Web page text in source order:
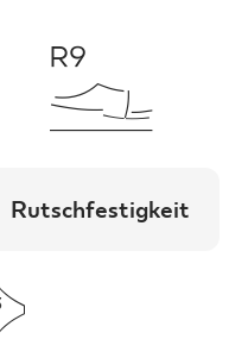
Rutschfestigkeit